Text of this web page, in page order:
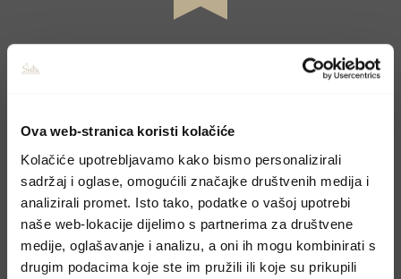
Ova web-stranica koristi kolačiće
Kolačiće upotrebljavamo kako bismo personalizirali
sadržaj i oglase, omogućili značajke društvenih medija i
analizirali promet. Isto tako, podatke o vašoj upotrebi
naše web-lokacije dijelimo s partnerima za društvene
medije, oglašavanje i analizu, a oni ih mogu kombinirati s
drugim podacima koje ste im pružili ili koje su prikupili
Book your holiday
Molimo, pošaljite upit preko kontakt forme i
odgovoriti ćemo u najskorijem mogućem
roku.